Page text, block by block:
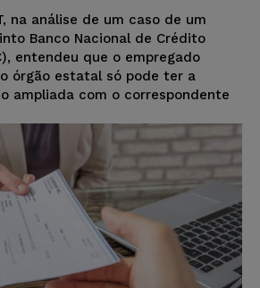
na análise de um caso de um
Banco Nacional de Crédito
entendeu que o empregado
órgão estatal só pode ter a
ampliada com o correspondente